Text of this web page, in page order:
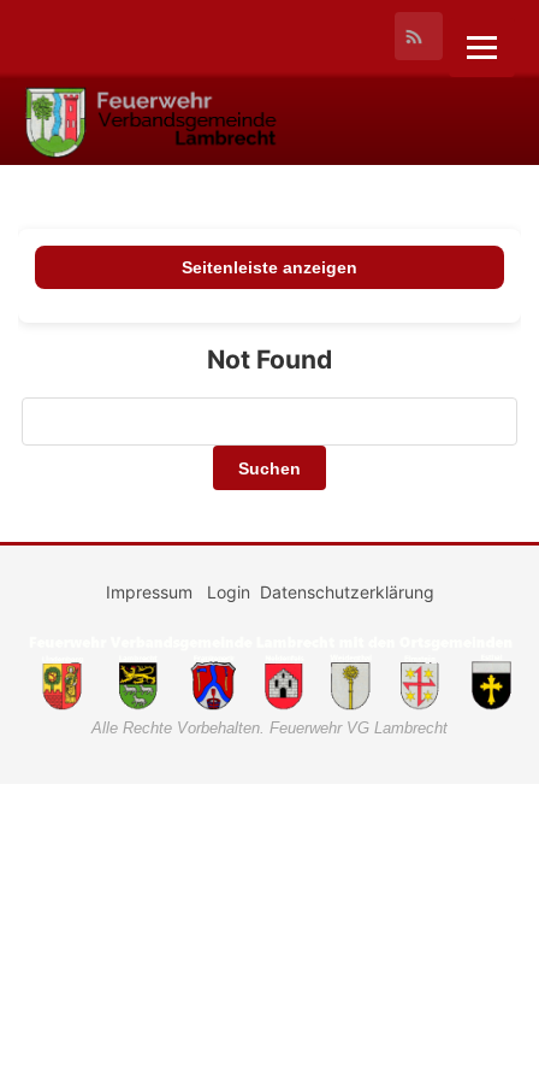
Not Found
Seitenleiste anzeigen
Impressum Login Datenschutzerklärung
Alle Rechte Vorbehalten. Feuerwehr VG Lambrecht